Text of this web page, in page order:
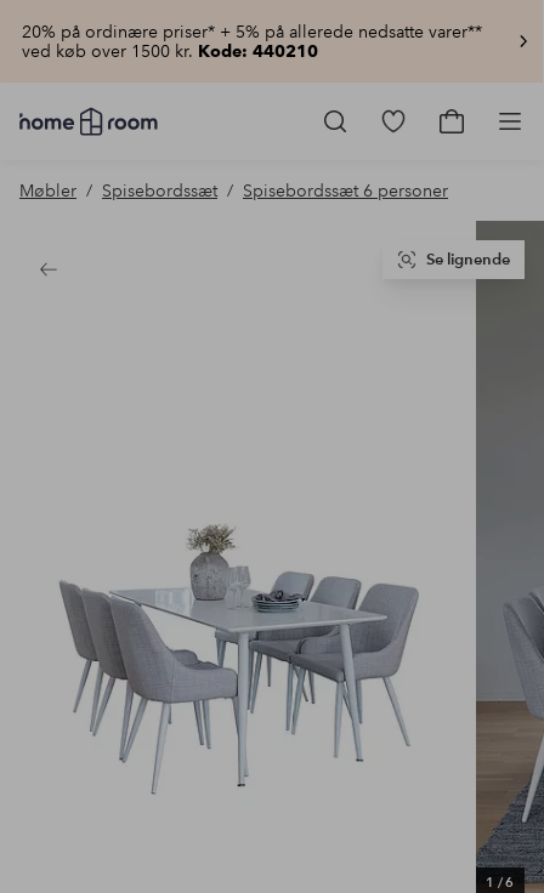
20% på ordinære priser* + 5% på allerede nedsatte varer**
ved køb over 1500 kr. Kode: 440210
Homeroom
–
hjemmet
pris
Gå
produkter
Gå
Møbler Spisebordssæt Spisebordssæt 6 personer
Tilbage
1 /6
Se lignende